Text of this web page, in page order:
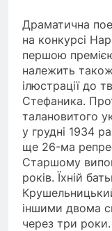
Драматична
на конкурсі
першою
належить
ілюстрації до
Стефаника.
талановитого
у грудні 1934
ще 26-ма
Старшому
років. Їхній
іншими двома
через три роки.